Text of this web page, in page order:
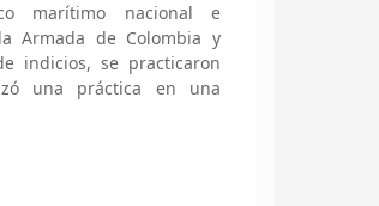
marítimo nacional e
Armada de Colombia y
indicios, se practicaron
una práctica en una